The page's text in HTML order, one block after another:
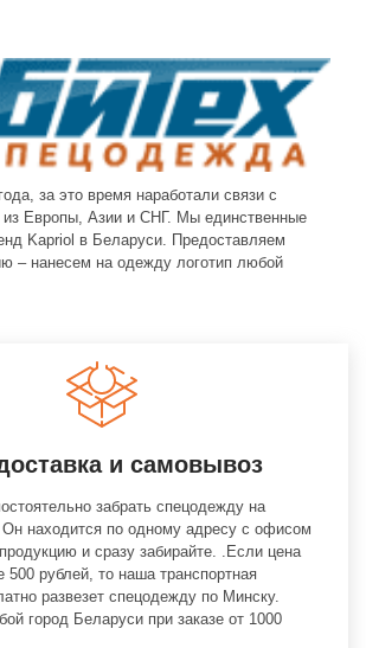
за это время наработали связи с
из Европы, Азии и СНГ. Мы единственные
Kapriol в Беларуси. Предоставляем
– нанесем на одежду логотип любой
и самовывоз
забрать спецодежду на
находится по одному адресу с офисом
и сразу забирайте. .Если цена
500 рублей, то наша транспортная
развезет спецодежду по Минску.
город Беларуси при заказе от 1000